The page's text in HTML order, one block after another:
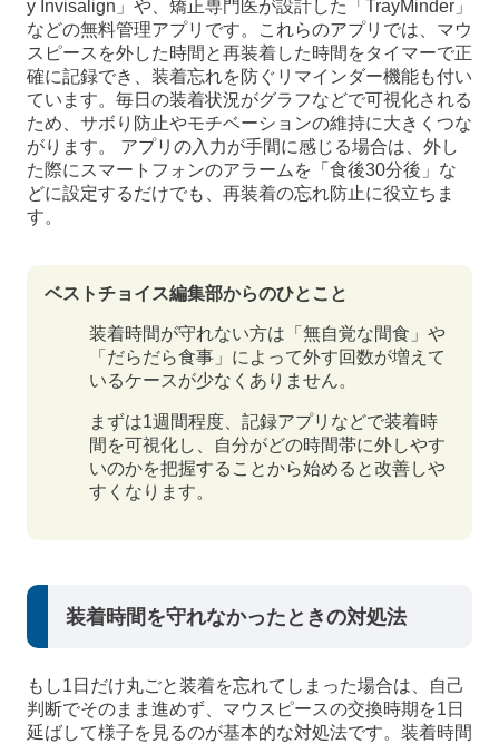
y Invisalign」や、矯正専門医が設計した「TrayMinder」
などの無料管理アプリです。これらのアプリでは、マウ
スピースを外した時間と再装着した時間をタイマーで正
確に記録でき、装着忘れを防ぐリマインダー機能も付い
ています。毎日の装着状況がグラフなどで可視化される
ため、サボり防止やモチベーションの維持に大きくつな
がります。 アプリの入力が手間に感じる場合は、外し
た際にスマートフォンのアラームを「食後30分後」な
どに設定するだけでも、再装着の忘れ防止に役立ちま
す。
ベストチョイス編集部からのひとこと
装着時間が守れない方は「無自覚な間食」や
「だらだら食事」によって外す回数が増えて
いるケースが少なくありません。
まずは1週間程度、記録アプリなどで装着時
間を可視化し、自分がどの時間帯に外しやす
いのかを把握することから始めると改善しや
すくなります。
装着時間を守れなかったときの対処法
もし1日だけ丸ごと装着を忘れてしまった場合は、自己
判断でそのまま進めず、マウスピースの交換時期を1日
延ばして様子を見るのが基本的な対処法です。装着時間